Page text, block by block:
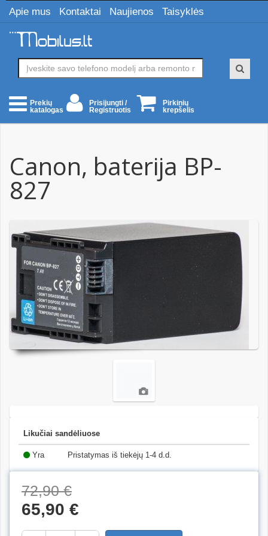
Apie mus Kontaktai Naujienos Taisyklės
Prekių
katalogas
Prisijungti /
Registruotis
Pirkinių
krepšelis
Canon, baterija BP-
827
Likučiai sandėliuose
Yra Pristatymas iš tiekėjų 1-4 d.d.
72,90 €
65,90 €